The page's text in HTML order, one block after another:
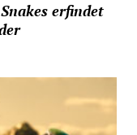
erfindet